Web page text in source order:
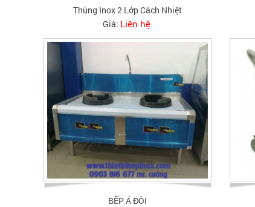
Thùng Inox 2 Lớp Cách Nhiệt
Giá: Liên hệ
BẾP Á ĐÔI